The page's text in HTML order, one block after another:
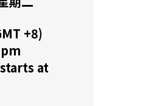
業機遇﹕政府招標公告
+8)
at